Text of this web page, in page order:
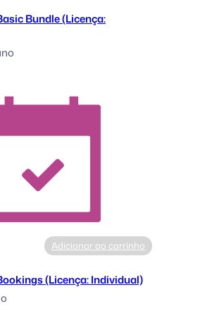
Bundle (Licença:
Adicionar ao carrinho
(Licença: Individual)